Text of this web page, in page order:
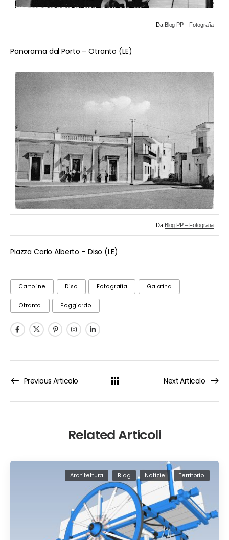
Da Blog PP – Fotografia
Panorama dal Porto – Otranto (LE)
Da Blog PP – Fotografia
Piazza Carlo Alberto – Diso (LE)
Cartoline Diso Fotografia Galatina
Otranto Poggiardo
Previous Articolo Next Articolo
Related Articoli
Architettura Blog Notizie Territorio